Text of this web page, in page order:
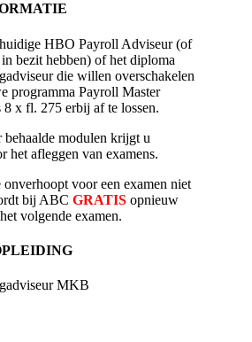
HBO Payroll Adviseur (of
in bezit hebben) of het diploma
die willen overschakelen
programma Payroll Master
8 x fl. 275 erbij af te lossen.
behaalde modulen krijgt u
het afleggen van examens.
onverhoopt voor een examen niet
bij ABC GRATIS opnieuw
volgende examen.
MKB